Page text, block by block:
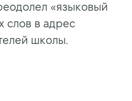
«языковый
слов в адрес
школы.